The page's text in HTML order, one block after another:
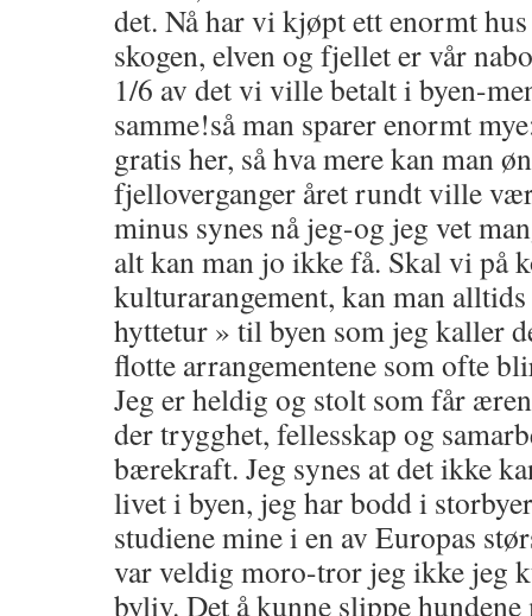
det. Nå har vi kjøpt ett enormt
skogen, elven og fjellet er vår
1/6 av det vi ville betalt i byen-
samme!så man sparer enormt
gratis her, så hva mere kan man
fjelloverganger året rundt ville
minus synes nå jeg-og jeg vet
alt kan man jo ikke få. Skal vi på
kulturarangement, kan man
hyttetur » til byen som jeg kaller
flotte arrangementene som ofte
Jeg er heldig og stolt som får
der trygghet, fellesskap og
bærekraft. Jeg synes at det ikke
livet i byen, jeg har bodd i
studiene mine i en av Europas
var veldig moro-tror jeg ikke jeg
byliv. Det å kunne slippe